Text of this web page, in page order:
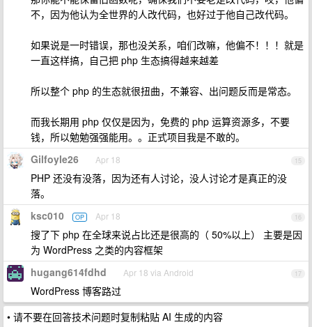
不，因为他认为全世界的人改代码，也好过于他自己改代码。
如果说是一时错误，那也没关系，咱们改嘛，他偏不！！！就是
一直这样搞，自己把 php 生态搞得越来越差
所以整个 php 的生态就很扭曲，不兼容、出问题反而是常态。
而我长期用 php 仅仅是因为，免费的 php 运算资源多，不要
钱，所以勉勉强强能用。。正式项目我是不敢的。
15
Gilfoyle26 Apr 18
PHP 还没有没落，因为还有人讨论，没人讨论才是真正的没
落。
16
ksc010 OP Apr 18
搜了下 php 在全球来说占比还是很高的（ 50%以上） 主要是因
为 WordPress 之类的内容框架
17
hugang614fdhd Apr 18 via Android
WordPress 博客路过
• 请不要在回答技术问题时复制粘贴 AI 生成的内容